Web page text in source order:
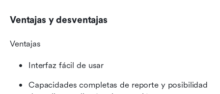
Ventajas y desventajas
Ventajas
Interfaz fácil de usar
Capacidades completas de reporte y posibilidad